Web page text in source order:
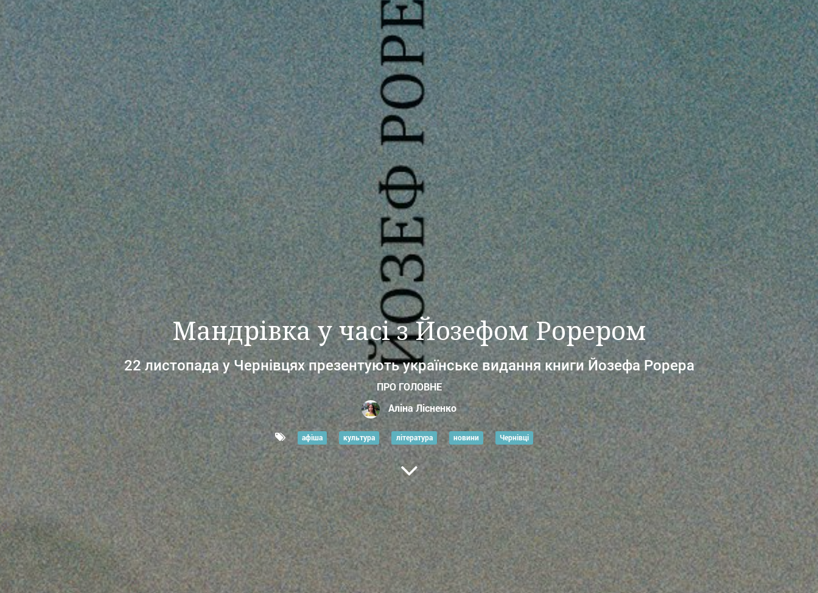
Мандрівка у часі з Йозефом Рорером
22 листопада у Чернівцях презентують українське видання книги Йозефа Рорера
ПРО ГОЛОВНЕ
Аліна Лісненко
афіша культура література новини Чернівці